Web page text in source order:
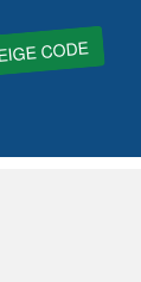
CODE